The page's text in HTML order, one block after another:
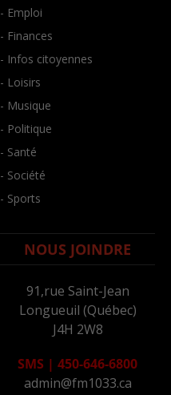
- Emploi
- Finances
- Infos citoyennes
- Loisirs
- Musique
- Politique
- Santé
- Société
- Sports
NOUS JOINDRE
91,rue Saint-Jean
Longueuil (Québec)
J4H 2W8
SMS | 450-646-6800
admin@fm1033.ca